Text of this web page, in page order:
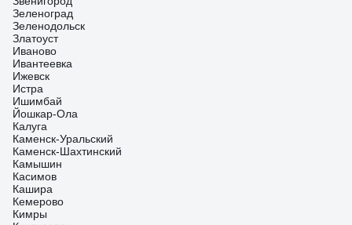
Зеленоград
Зеленодольск
Златоуст
Иваново
Ивантеевка
Ижевск
Истра
Ишимбай
Йошкар-Ола
Калуга
Каменск-Уральский
Каменск-Шахтинский
Камышин
Касимов
Кашира
Кемерово
Кимры